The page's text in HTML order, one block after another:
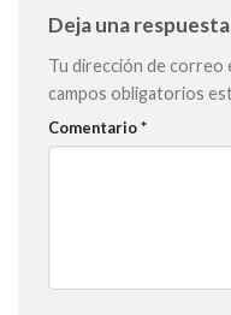
Deja una respuesta
Tu dirección de correo
campos obligatorios
Comentario*